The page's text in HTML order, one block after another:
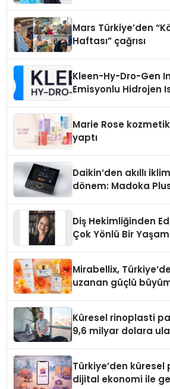
Mars Türkiye’den
Haftası” çağrısı
Kleen-Hy-Dro-Gen
Emisyonlu Hidrojen
Marie Rose
yaptı
Daikin’den akıllı
dönem: Madoka
Diş Hekimliğinden
Çok Yönlü Bir
Mirabellix,
uzanan güçlü
Küresel rinoplasti
9,6 milyar dolara
Türkiye’den küresel
dijital ekonomi ile